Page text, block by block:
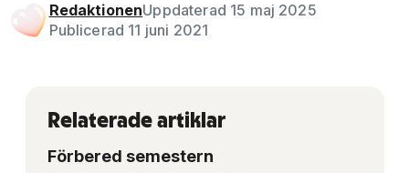
RedaktionenUppdaterad 15 maj 2025
Publicerad 11 juni 2021
Relaterade artiklar
Förbered semestern